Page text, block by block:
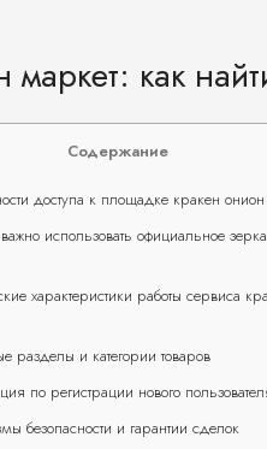
маркет: как
Содержание
доступа к площадке кракен онион
использовать официальное
характеристики работы сервиса
разделы и категории товаров
по регистрации нового
безопасности и гарантии сделок